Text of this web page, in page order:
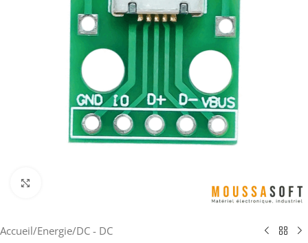
Accueil/Energie/DC - DC